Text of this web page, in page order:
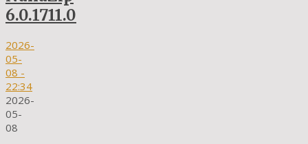
6.0.1711.0
2026-
05-
08 -
22:34
2026-
05-
08